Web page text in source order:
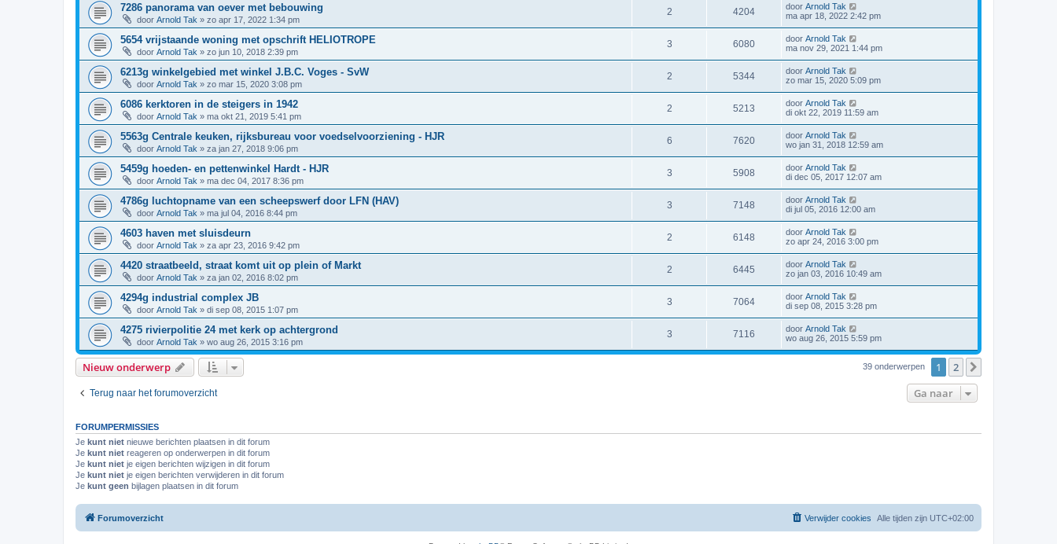
7286 panorama van oever met bebouwing
door Arnold Tak » zo apr 17, 2022 1:34 pm
2 4204 door Arnold Tak
ma apr 18, 2022 2:42 pm
5654 vrijstaande woning met opschrift HELIOTROPE
door Arnold Tak » zo jun 10, 2018 2:39 pm
3 6080 door Arnold Tak
ma nov 29, 2021 1:44 pm
6213g winkelgebied met winkel J.B.C. Voges - SvW
door Arnold Tak » zo mar 15, 2020 3:08 pm
2 5344 door Arnold Tak
zo mar 15, 2020 5:09 pm
6086 kerktoren in de steigers in 1942
door Arnold Tak » ma okt 21, 2019 5:41 pm
2 5213 door Arnold Tak
di okt 22, 2019 11:59 am
5563g Centrale keuken, rijksbureau voor voedselvoorziening - HJR
door Arnold Tak » za jan 27, 2018 9:06 pm
6 7620 door Arnold Tak
wo jan 31, 2018 12:59 am
5459g hoeden- en pettenwinkel Hardt - HJR
door Arnold Tak » ma dec 04, 2017 8:36 pm
3 5908 door Arnold Tak
di dec 05, 2017 12:07 am
4786g luchtopname van een scheepswerf door LFN (HAV)
door Arnold Tak » ma jul 04, 2016 8:44 pm
3 7148 door Arnold Tak
di jul 05, 2016 12:00 am
4603 haven met sluisdeurn
door Arnold Tak » za apr 23, 2016 9:42 pm
2 6148 door Arnold Tak
zo apr 24, 2016 3:00 pm
4420 straatbeeld, straat komt uit op plein of Markt
door Arnold Tak » za jan 02, 2016 8:02 pm
2 6445 door Arnold Tak
zo jan 03, 2016 10:49 am
4294g industrial complex JB
door Arnold Tak » di sep 08, 2015 1:07 pm
3 7064 door Arnold Tak
di sep 08, 2015 3:28 pm
4275 rivierpolitie 24 met kerk op achtergrond
door Arnold Tak » wo aug 26, 2015 3:16 pm
3 7116 door Arnold Tak
wo aug 26, 2015 5:59 pm
Nieuw onderwerp 39 onderwerpen 1 2
Terug naar het forumoverzicht Ga naar
FORUMPERMISSIES
Je kunt niet nieuwe berichten plaatsen in dit forum
Je kunt niet reageren op onderwerpen in dit forum
Je kunt niet je eigen berichten wijzigen in dit forum
Je kunt niet je eigen berichten verwijderen in dit forum
Je kunt geen bijlagen plaatsen in dit forum
Forumoverzicht Alle tijden zijn UTC+02:00
Verwijder cookies